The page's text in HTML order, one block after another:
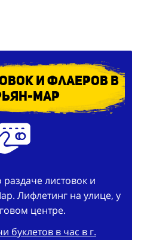
и флаеров в
Мар
Лифлетинг на улице, у
центре.
буклетов в час в г.
Мар :